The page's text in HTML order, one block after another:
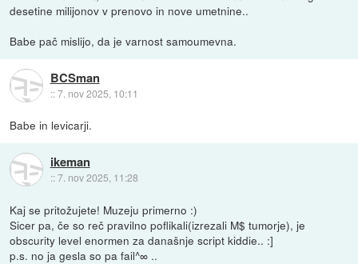
desetine milijonov v prenovo in nove umetnine..
Babe pač mislijo, da je varnost samoumevna.
BCSman
::7. nov 2025, 10:11
Babe in levicarji.
ikeman
::7. nov 2025, 11:28
Kaj se pritožujete! Muzeju primerno :)
Sicer pa, če so reč pravilno poflikali(izrezali M$ tumorje), je
obscurity level enormen za današnje script kiddie.. :]
p.s. no ja gesla so pa fail^∞ ..